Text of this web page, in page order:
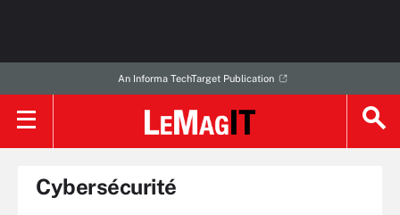
An Informa TechTarget Publication
Cybersécurité